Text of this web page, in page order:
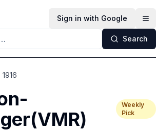
Sign in with Google
Search
1916
Weekly
Pick